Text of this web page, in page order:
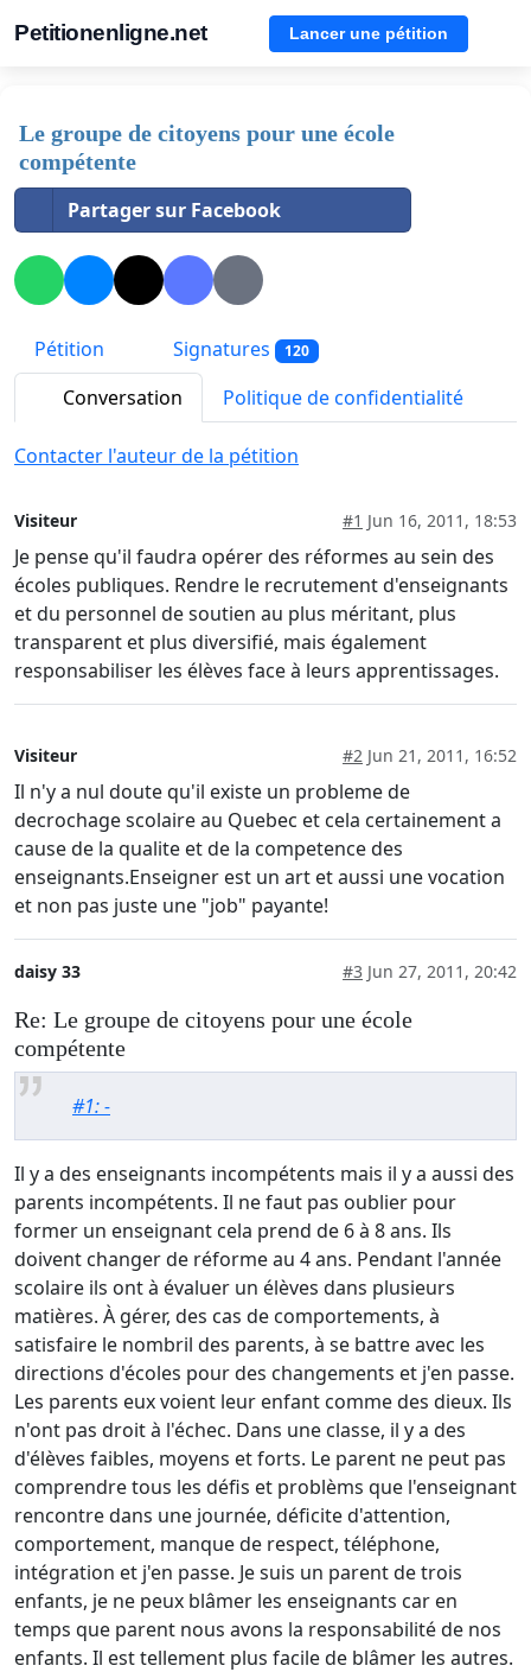
Petitionenligne.net Lancer une pétition
Le groupe de citoyens pour une école
compétente
Partager sur Facebook
Pétition Signatures 120
Conversation Politique de confidentialité
Contacter l'auteur de la pétition
Visiteur #1 Jun 16, 2011, 18:53
Je pense qu'il faudra opérer des réformes au sein des
écoles publiques. Rendre le recrutement d'enseignants
et du personnel de soutien au plus méritant, plus
transparent et plus diversifié, mais également
responsabiliser les élèves face à leurs apprentissages.
Visiteur #2 Jun 21, 2011, 16:52
Il n'y a nul doute qu'il existe un probleme de
decrochage scolaire au Quebec et cela certainement a
cause de la qualite et de la competence des
enseignants.Enseigner est un art et aussi une vocation
et non pas juste une "job" payante!
daisy 33 #3 Jun 27, 2011, 20:42
Re: Le groupe de citoyens pour une école
compétente
#1: -
Il y a des enseignants incompétents mais il y a aussi des
parents incompétents. Il ne faut pas oublier pour
former un enseignant cela prend de 6 à 8 ans. Ils
doivent changer de réforme au 4 ans. Pendant l'année
scolaire ils ont à évaluer un élèves dans plusieurs
matières. À gérer, des cas de comportements, à
satisfaire le nombril des parents, à se battre avec les
directions d'écoles pour des changements et j'en passe.
Les parents eux voient leur enfant comme des dieux. Ils
n'ont pas droit à l'échec. Dans une classe, il y a des
d'élèves faibles, moyens et forts. Le parent ne peut pas
comprendre tous les défis et problèms que l'enseignant
rencontre dans une journée, déficite d'attention,
comportement, manque de respect, téléphone,
intégration et j'en passe. Je suis un parent de trois
enfants, je ne peux blâmer les enseignants car en
temps que parent nous avons la responsabilité de nos
enfants. Il est tellement plus facile de blâmer les autres.